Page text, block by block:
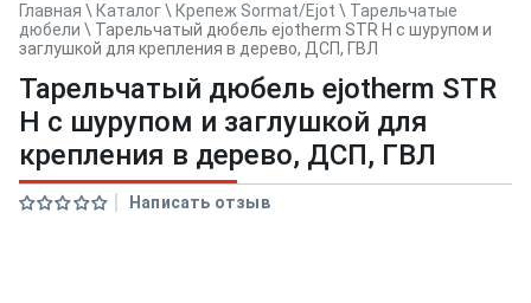
Главная \ Каталог\ Крепеж Sormat/Ejot \ Тарельчатые
дюбели \ Тарельчатый дюбель ejotherm STR H с шурупом и
заглушкой для крепления в дерево, ДСП, ГВЛ
Тарельчатый дюбель ejotherm STR
H с шурупом и заглушкой для
крепления в дерево, ДСП, ГВЛ
Написать отзыв